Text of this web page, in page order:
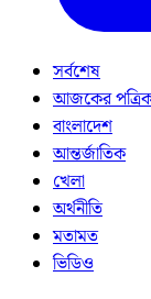
সর্বশেষ
আজকের
বাংলাদেশ
আন্তর্জাতিক
খেলা
অর্থনীতি
মতামত
ভিডিও